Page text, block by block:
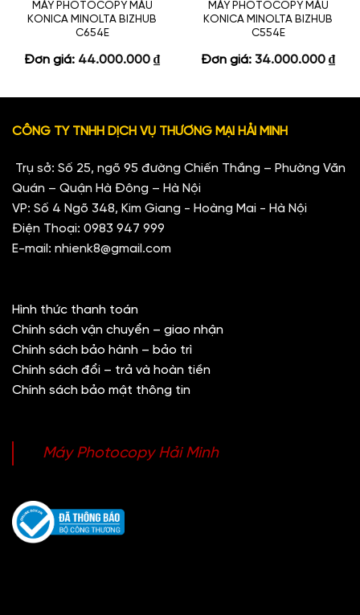
MÁY PHOTOCOPY MÀU
KONICA MINOLTA BIZHUB
C654E
Đơn giá: 44.000.000 ₫
MÁY PHOTOCOPY MÀU
KONICA MINOLTA BIZHUB
C554E
Đơn giá: 34.000.000 ₫
CÔNG TY TNHH DỊCH VỤ THƯƠNG MẠI HẢI MINH
Trụ sở: Số 25, ngõ 95 đường Chiến Thắng – Phường Văn
Quán – Quận Hà Đông – Hà Nội
VP: Số 4 Ngõ 348, Kim Giang - Hoàng Mai - Hà Nội
Điện Thoại: 0983 947 999
E-mail: nhienk8@gmail.com
Hình thức thanh toán
Chính sách vận chuyển – giao nhận
Chính sách bảo hành – bảo trì
Chính sách đổi – trả và hoàn tiền
Chính sách bảo mật thông tin
Máy Photocopy Hải Minh